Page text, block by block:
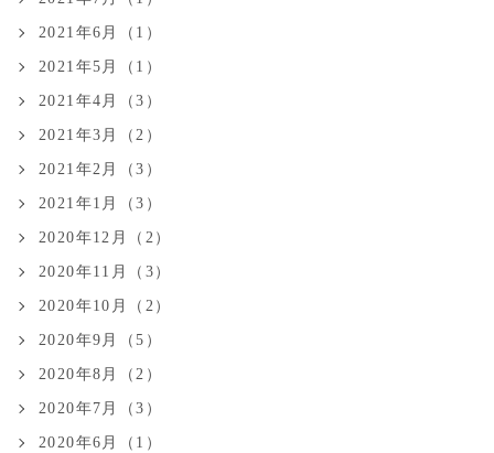
2021年6月（1）
2021年5月（1）
2021年4月（3）
2021年3月（2）
2021年2月（3）
2021年1月（3）
2020年12月（2）
2020年11月（3）
2020年10月（2）
2020年9月（5）
2020年8月（2）
2020年7月（3）
2020年6月（1）